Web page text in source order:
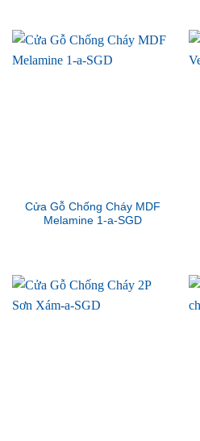
Cửa Gỗ Chống Cháy MDF
Melamine 1-a-SGD